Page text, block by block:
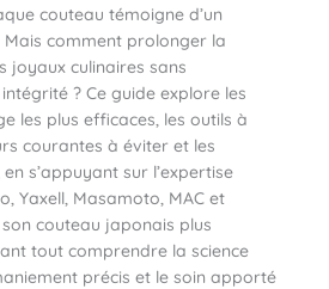
couteau témoigne d’un
comment prolonger la
joyaux culinaires sans
? Ce guide explore les
les plus efficaces, les outils à
courantes à éviter et les
s’appuyant sur l’expertise
Yaxell, Masamoto, MAC et
couteau japonais plus
tout comprendre la science
précis et le soin apporté